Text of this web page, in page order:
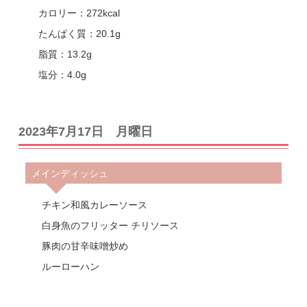
カロリー：272kcal
たんぱく質：20.1g
脂質：13.2g
塩分：4.0g
2023年7月17日 月曜日
メインディッシュ
チキン和風カレーソース
白身魚のフリッター チリソース
豚肉の甘辛味噌炒め
ルーローハン